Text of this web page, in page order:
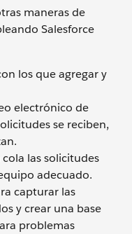
maneras de
Salesforce
los que agregar y
electrónico de
se reciben,
las solicitudes
adecuado.
capturar las
y crear una base
problemas